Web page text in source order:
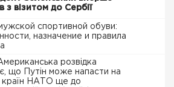
з візитом до Сербії
спортивной обуви:
назначение и правила
розвідка
що Путін може напасти на
країн НАТО ще до